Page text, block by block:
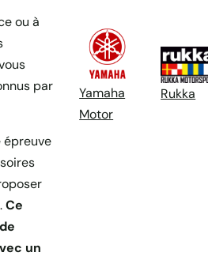
ou à
par
épreuve
Ce
un
Yamaha
Motor
Rukka